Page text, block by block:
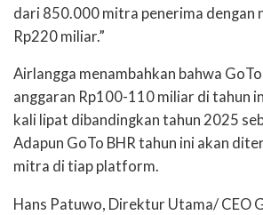
dari 850.000 mitra penerima dengan
Rp220 miliar.”
Airlangga menambahkan bahwa
anggaran Rp100-110 miliar di tahun
kali lipat dibandingkan tahun 2025
Adapun GoTo BHR tahun ini akan
mitra di tiap platform.
Hans Patuwo, Direktur Utama/ CEO